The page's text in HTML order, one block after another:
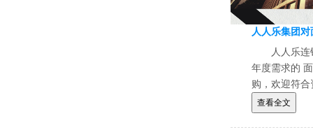
人人乐
年度需求的
购，欢迎符
查看全文